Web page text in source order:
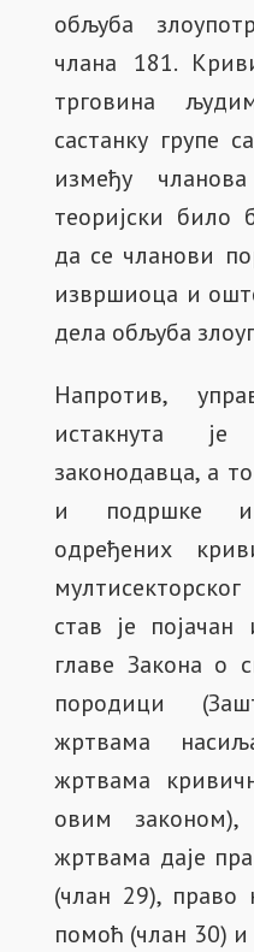
обљуба
члана 181.
трговина
састанку групе
између
теоријски било
да се чланови
извршиоца и
дела обљуба
Напротив,
истакнута
законодавца, а
и подршке и
одређених
став је
главе Закона о
породици
жртвама
жртвама
овим
жртвама даје
(члан 29), право
помоћ (члан 30) и